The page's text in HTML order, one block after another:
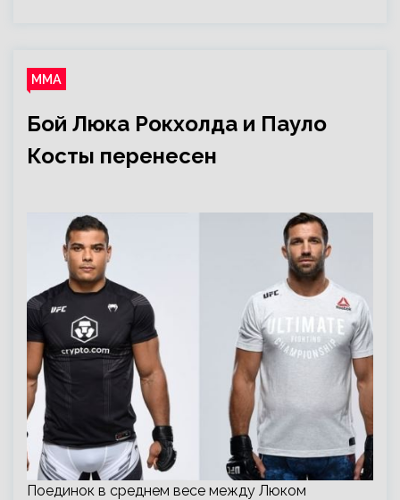
ММА
Бой Люка Рокхолда и Пауло
Косты перенесен
Поединок в среднем весе между Люком